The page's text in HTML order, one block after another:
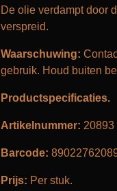
De olie verdampt door
verspreid.
Waarschuwing:
gebruik. Houd buiten
Productspecificaties.
Artikelnummer: 20893
Barcode:
Prijs: Per stuk.